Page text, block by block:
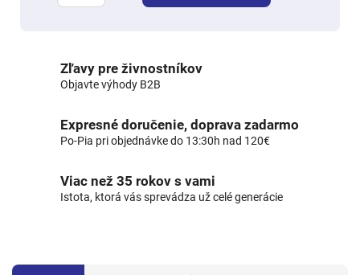
Zľavy pre živnostníkov
Objavte výhody B2B
Expresné doručenie, doprava zadarmo
Po-Pia pri objednávke do 13:30h nad 120€
Viac než 35 rokov s vami
Istota, ktorá vás sprevádza už celé generácie